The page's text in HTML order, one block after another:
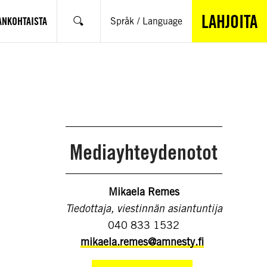
Hae Språk / Language LAHJOITA
Mediayhteydenotot
Mikaela Remes
Tiedottaja, viestinnän asiantuntija
040 833 1532
mikaela.remes@amnesty.fi